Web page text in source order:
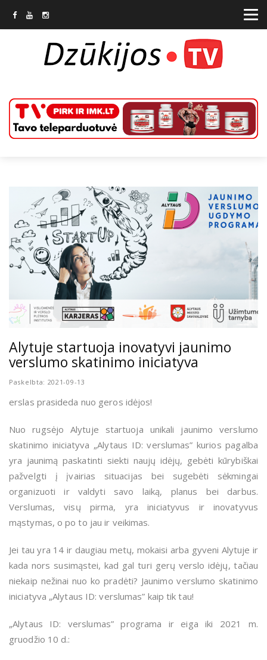
Alytuje startuoja inovatyvi jaunimo
verslumo skatinimo iniciatyva
Paskelbta: 2021-09-13
erslas prasideda nuo geros idėjos!
Nuo rugsėjo Alytuje startuoja unikali jaunimo verslumo
skatinimo iniciatyva „Alytaus ID: verslumas” kurios pagalba
yra jaunimą paskatinti siekti naujų idėjų, gebėti kūrybiškai
pažvelgti į įvairias situacijas bei sugebėti sėkmingai
organizuoti ir valdyti savo laiką, planus bei darbus.
Verslumas, visų pirma, yra iniciatyvus ir inovatyvus
mąstymas, o po to jau ir veikimas.
Jei tau yra 14 ir daugiau metų, mokaisi arba gyveni Alytuje ir
kada nors susimąstei, kad gal turi gerų verslo idėjų, tačiau
niekaip nežinai nuo ko pradėti? Jaunimo verslumo skatinimo
iniciatyva „Alytaus ID: verslumas” kaip tik tau!
„Alytaus ID: verslumas” programa ir eigaiki 2021 m.
gruodžio 10 d.: